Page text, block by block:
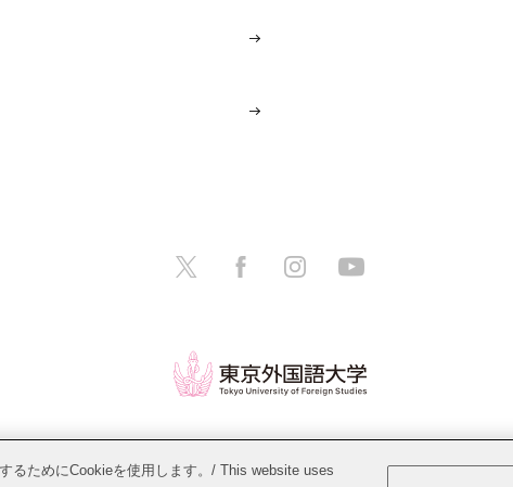
るためにCookieを使用します。/ This website uses